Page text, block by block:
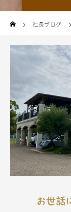
社長ブログ
お世話